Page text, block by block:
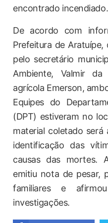
encontrado incendiado.
De acordo com
Prefeitura de
pelo secretário
Ambiente, Valmir
agrícola Emerson,
Equipes do
(DPT) estiveram no
material coletado será
identificação das
causas das mortes.
emitiu nota de pesar,
familiares e
investigações.